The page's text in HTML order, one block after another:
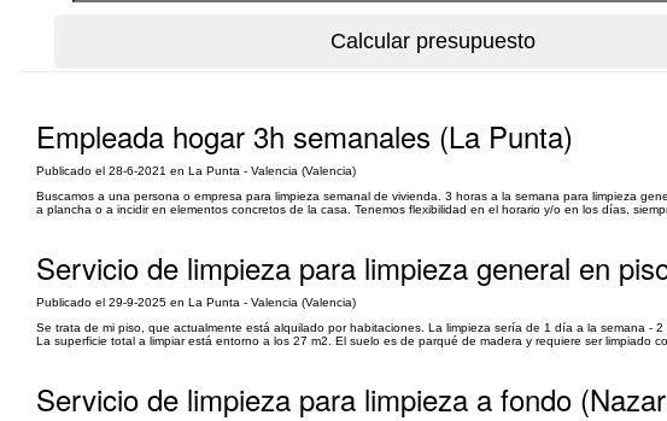
Empleada hogar 3h semanales (La Punta)
Publicado el 28-6-2021 en La Punta - Valencia (Valencia)
Buscamos a una persona o empresa para limpieza semanal de vivienda. 3 horas a la semana para limpieza
a plancha o a incidir en elementos concretos de la casa. Tenemos flexibilidad en el horario y/o en los días,
Servicio de limpieza para limpieza general en
Publicado el 29-9-2025 en La Punta - Valencia (Valencia)
Se trata de mi piso, que actualmente está alquilado por habitaciones. La limpieza sería de 1 día a la semana -
La superficie total a limpiar está entorno a los 27 m2. El suelo es de parqué de madera y requiere ser limpiado
Servicio de limpieza para limpieza a fondo